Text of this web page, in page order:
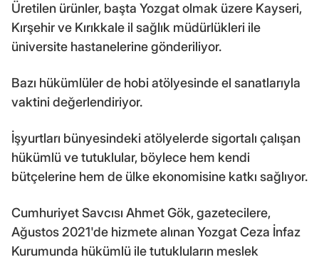
Üretilen ürünler, başta Yozgat olmak üzere Kayseri,
Kırşehir ve Kırıkkale il sağlık müdürlükleri ile
üniversite hastanelerine gönderiliyor.
Bazı hükümlüler de hobi atölyesinde el sanatlarıyla
vaktini değerlendiriyor.
İşyurtları bünyesindeki atölyelerde sigortalı çalışan
hükümlü ve tutuklular, böylece hem kendi
bütçelerine hem de ülke ekonomisine katkı sağlıyor.
Cumhuriyet Savcısı Ahmet Gök, gazetecilere,
Ağustos 2021'de hizmete alınan Yozgat Ceza İnfaz
Kurumunda hükümlü ile tutukluların meslek